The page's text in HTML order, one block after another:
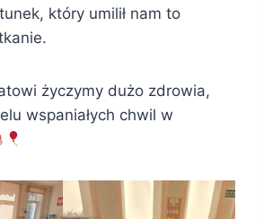
który umilił nam to
życzymy dużo zdrowia,
wspaniałych chwil w